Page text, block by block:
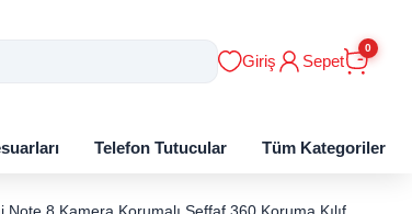
Giriş Sepet
0
Telefon Tutucular Tüm Kategoriler